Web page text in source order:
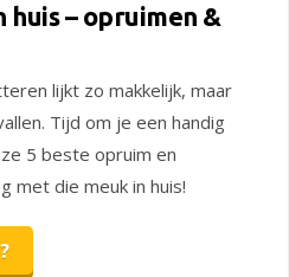
– opruimen &
lijkt zo makkelijk, maar
Tijd om je een handig
5 beste opruim en
met die meuk in huis!